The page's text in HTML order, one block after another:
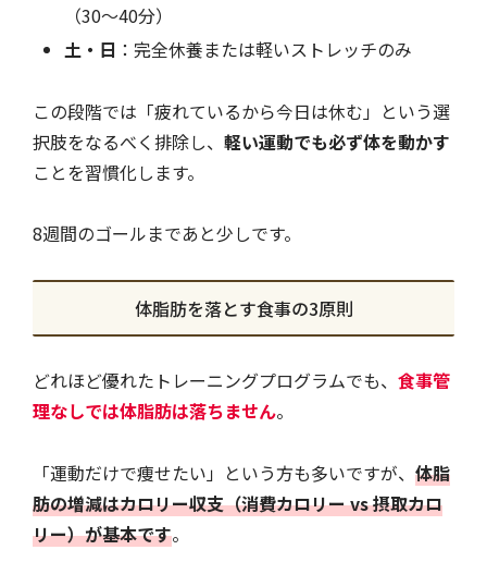
（30〜40分）
土・日 ：完全休養または軽いストレッチのみ
この段階では「疲れているから今日は休む」という選
択肢をなるべく排除し、 軽い運動でも必ず体を動かす
ことを習慣化します。
8週間のゴールまであと少しです。
体脂肪を落とす食事の3原則
どれほど優れたトレーニングプログラムでも、 食事管
理なしでは体脂肪は落ちません。
「運動だけで痩せたい」という方も多いですが、 体脂
肪の増減はカロリー収支（消費カロリー vs 摂取カロ
リー）が基本です。